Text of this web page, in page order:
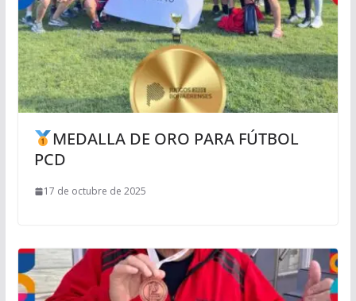
MEDALLA DE ORO PARA FÚTBOL
PCD
17 de octubre de 2025